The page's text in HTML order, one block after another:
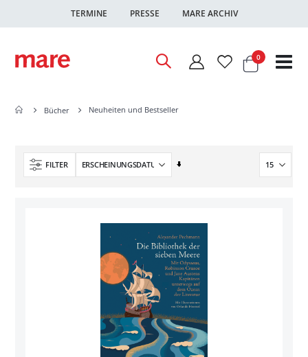
TERMINE PRESSE MARE ARCHIV
Warenkorb
0Artikel
Bücher Neuheiten und Bestseller
FILTER
In